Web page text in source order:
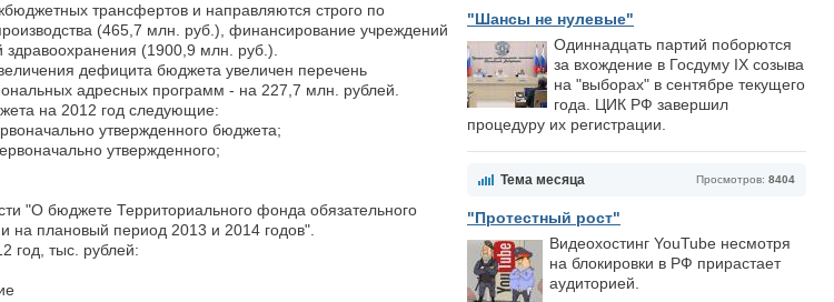
"Шансы не нулевые"
Одиннадцать партий поборются
за вхождение в Госдуму IX созыва
на "выборах" в сентябре текущего
года. ЦИК РФ завершил
процедуру их регистрации.
Просмотров: 8404
Тема месяца
"Протестный рост"
Видеохостинг YouTube несмотря
на блокировки в РФ прирастает
аудиторией.
трансфертов и направляются строго по
(465,7 млн. руб.), финансирование учреждений
(1900,9 млн. руб.).
дефицита бюджета увеличен перечень
адресных программ - на 227,7 млн. рублей.
на 2012 год следующие:
утвержденного бюджета;
утвержденного;
"О бюджете Территориального фонда обязательного
на плановый период 2013 и 2014 годов".
год, тыс. рублей: